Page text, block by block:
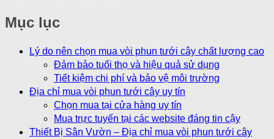
Mục lục
Lý do nên chọn mua vòi phun tưới cây chất lượng cao
Đảm bảo tuổi thọ và hiệu quả sử dụng
Tiết kiệm chi phí và bảo vệ môi trường
Địa chỉ mua vòi phun tưới cây uy tín
Chọn mua tại cửa hàng uy tín
Mua trực tuyến tại các website đáng tin cậy
Thiết Bị Sân Vườn – Địa chỉ mua vòi phun tưới cây